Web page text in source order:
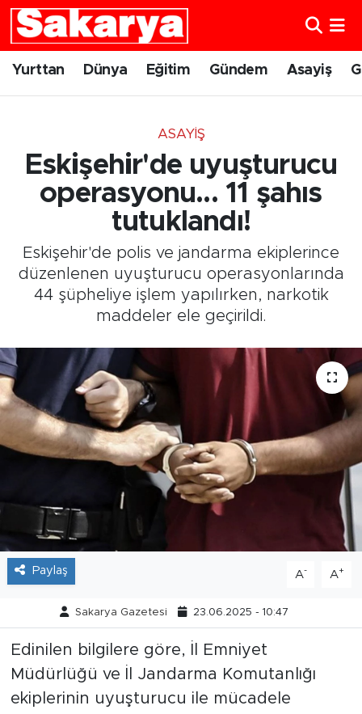
Yurttan Dünya Eğitim Gündem Asayiş
ASAYIŞ
Eskişehir'de uyuşturucu
operasyonu... 11 şahıs
tutuklandı!
Eskişehir'de polis ve jandarma ekiplerince
düzenlenen uyuşturucu operasyonlarında
44 şüpheliye işlem yapılırken, narkotik
maddeler ele geçirildi.
Paylaş A- A+
Sakarya Gazetesi 23.06.2025 - 10:47
Edinilen bilgilere göre, İl Emniyet
Müdürlüğü ve İl Jandarma Komutanlığı
ekiplerinin uyuşturucu ile mücadele
Yurttan
Gündem
Eskişehirspor
Spor
Kültür Sanat
Tarihçe
Resmi İlanlar
Foto Şaka
Teknoloji
Eskişehir Nöbetçi Eczaneler
Eskişehir Namaz Vakitleri
Eskişehir Trafik Yoğunluk Haritası
Süper Lig Puan Durumu ve Fikstür
Tüm Manşetler
Son Dakika Haberleri
Haber Arşivi